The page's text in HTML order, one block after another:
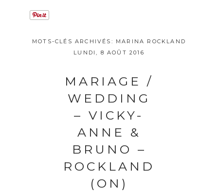
MOTS-CLÉS ARCHIVÉS: MARINA ROCKLAND
LUNDI, 8 AOÛT 2016
MARIAGE /
WEDDING
– VICKY-
ANNE &
BRUNO –
ROCKLAND
(ON)